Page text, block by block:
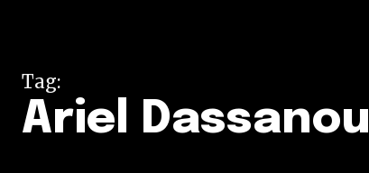
Tag:
Ariel Dassanou